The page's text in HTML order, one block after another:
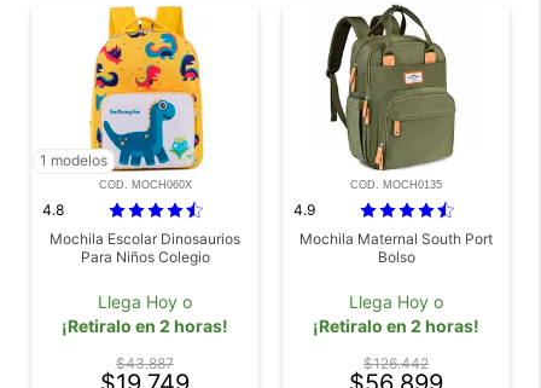
1 modelos
COD. MOCH060X
4.8
Mochila Escolar Dinosaurios
Para Niños Colegio
Llega Hoy o
¡Retiralo en 2 horas!
$43.887
COD. MOCH0135
4.9
Mochila Maternal South Port
Bolso
Llega Hoy o
¡Retiralo en 2 horas!
$126.442